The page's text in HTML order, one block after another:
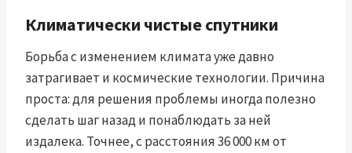
Климатически чистые спутники
Борьба с изменением климата уже давно
затрагивает и космические технологии. Причина
проста: для решения проблемы иногда полезно
сделать шаг назад и понаблюдать за ней
издалека. Точнее, с расстояния 36 000 км от